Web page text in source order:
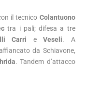
il tecnico Colantuono
tra i pali; difesa a tre
Carri eVeseli. A
da Schiavone,
. Tandem d’attacco